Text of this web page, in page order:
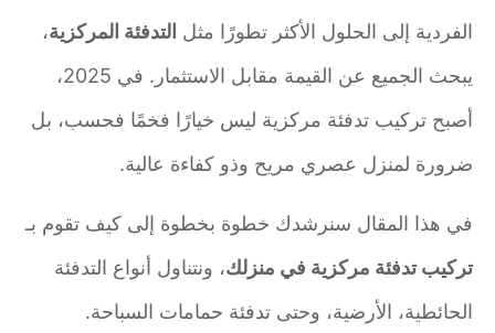
الفردية إلى الحلول الأكثر تطورًا مثلالتدفئة المركزية ،
يبحث الجميع عن القيمة مقابل الاستثمار. في 2025،
أصبح تركيب تدفئة مركزية ليس خيارًا فخمًا فحسب، بل
ضرورة لمنزل عصري مريح وذو كفاءة عالية.
في هذا المقال سنرشدك خطوة بخطوة إلى كيف تقوم بـ
تركيب تدفئة مركزية في منزلك ، ونتناول أنواع التدفئة
الحائطية، الأرضية، وحتى تدفئة حمامات السباحة.